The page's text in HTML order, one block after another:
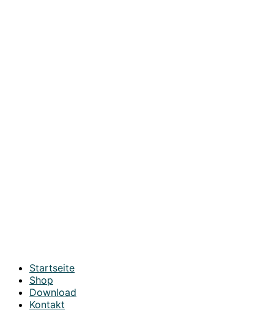
Startseite
Shop
Download
Kontakt